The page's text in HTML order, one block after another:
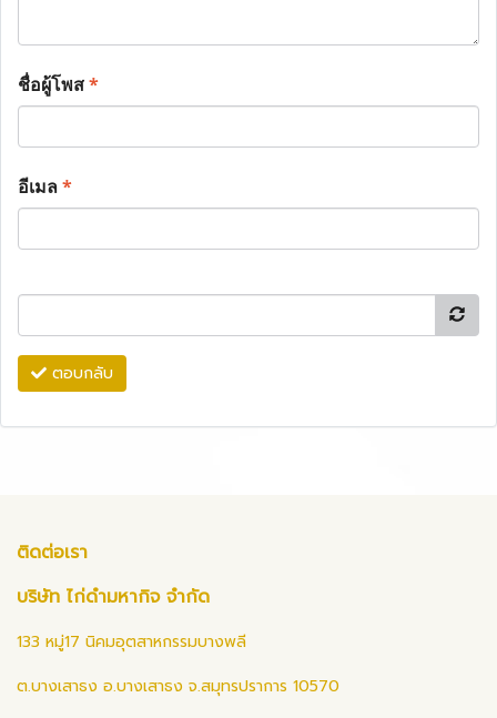
ชื่อผู้โพส*
อีเมล*
ตอบกลับ
ติดต่อเรา
บริษัท ไก่ดำมหากิจ จำกัด
133 หมู่17 นิคมอุตสาหกรรมบางพลี
ต.บางเสาธง อ.บางเสาธง จ.สมุทรปราการ 10570